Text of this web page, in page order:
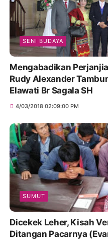
SENI BUDAYA
Mengabadikan
Rudy Alexander
Elawati Br Sagala SH
4/03/2018 02:09:00 PM
SUMUT
Dicekek Leher, Kisah
Ditangan Pacarnya